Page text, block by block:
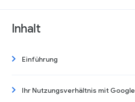
Inhalt
Einführung
Ihr Nutzungsverhältnis mit Google